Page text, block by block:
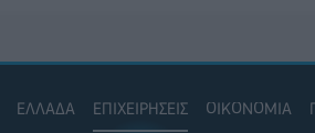
ΕΛΛΑΔΑ ΕΠΙΧΕΙΡΗΣΕΙΣ ΟΙΚΟΝΟΜΙΑ